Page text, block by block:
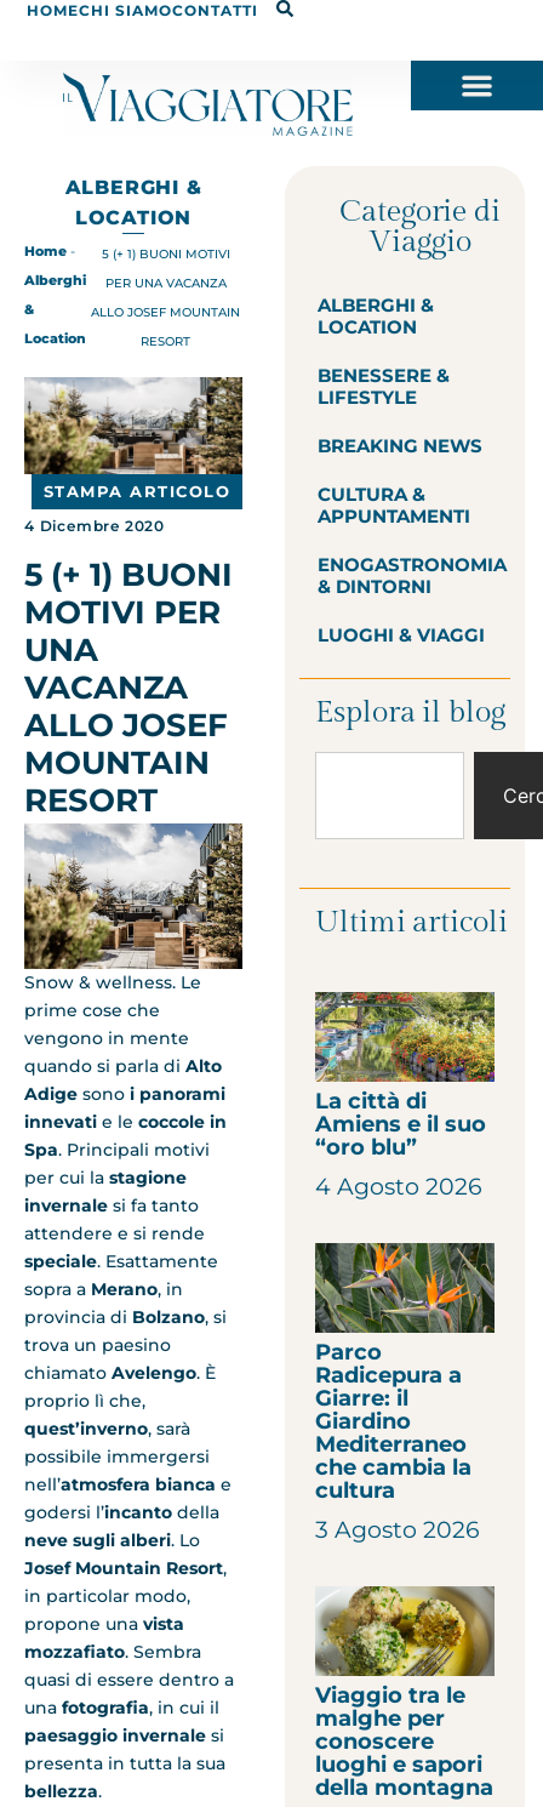
HOMECHI SIAMOCONTATTI
ALBERGHI &
LOCATION
Home -
Alberghi
&
Location
5 (+ 1) BUONI MOTIVI
PER UNA VACANZA
ALLO JOSEF MOUNTAIN
RESORT
STAMPA ARTICOLO
4 Dicembre 2020
5 (+ 1) BUONI
MOTIVI PER
UNA
VACANZA
ALLO JOSEF
MOUNTAIN
RESORT
Snow & wellness. Le
prime cose che
vengono in mente
quando si parla di Alto
Adige sono i panorami
innevati e le coccole in
Spa. Principali motivi
per cui la stagione
invernale si fa tanto
attendere e si rende
speciale. Esattamente
sopra a Merano, in
provincia di Bolzano, si
trova un paesino
chiamato Avelengo. È
proprio lì che,
quest’inverno, sarà
possibile immergersi
nell’atmosfera bianca e
godersi l’incanto della
neve sugli alberi. Lo
Josef Mountain Resort,
in particolar modo,
propone una vista
mozzafiato. Sembra
quasi di essere dentro a
una fotografia, in cui il
paesaggio invernale si
presenta in tutta la sua
bellezza.
Categorie di
Viaggio
ALBERGHI &
LOCATION
BENESSERE &
LIFESTYLE
BREAKING NEWS
CULTURA &
APPUNTAMENTI
ENOGASTRONOMIA
& DINTORNI
LUOGHI & VIAGGI
Esplora il blog
Ultimi articoli
La città di
Amiens e il suo
“oro blu”
4 Agosto 2026
Parco
Radicepura a
Giarre: il
Giardino
Mediterraneo
che cambia la
cultura
3 Agosto 2026
Viaggio tra le
malghe per
conoscere
luoghi e sapori
della montagna